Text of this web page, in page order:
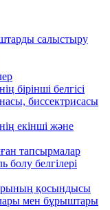
салыстыру
бірінші белгісі
биссектрисасы
екінші және
тапсырмалар
болу белгілері
қосындысы
мен бұрыштары